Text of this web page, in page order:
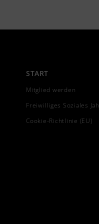
START
Mitglied werden
Freiwilliges Soziales
Cookie-Richtlinie (EU)